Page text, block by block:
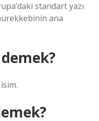
standart yazı
ana